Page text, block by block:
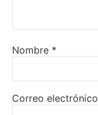
Nombre *
Correo electrónico